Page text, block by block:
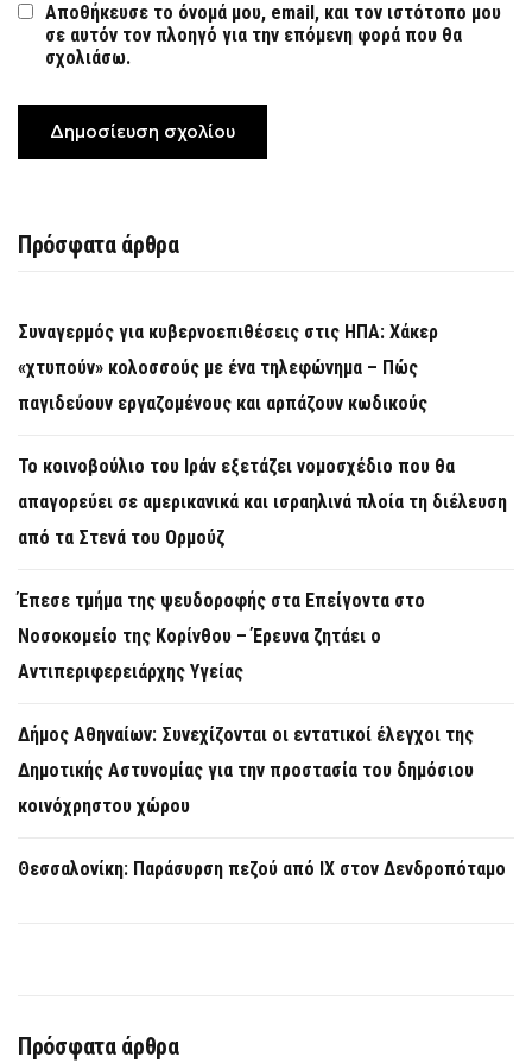
Αποθήκευσε το όνομά μου, email, και τον ιστότοπο μου
σε αυτόν τον πλοηγό για την επόμενη φορά που θα
σχολιάσω.
Πρόσφατα άρθρα
Συναγερμός για κυβερνοεπιθέσεις στις ΗΠΑ: Χάκερ
«χτυπούν» κολοσσούς με ένα τηλεφώνημα – Πώς
παγιδεύουν εργαζομένους και αρπάζουν κωδικούς
Το κοινοβούλιο του Ιράν εξετάζει νομοσχέδιο που θα
απαγορεύει σε αμερικανικά και ισραηλινά πλοία τη διέλευση
από τα Στενά του Ορμούζ
Έπεσε τμήμα της ψευδοροφής στα Επείγοντα στο
Νοσοκομείο της Κορίνθου – Έρευνα ζητάει ο
Αντιπεριφερειάρχης Υγείας
Δήμος Αθηναίων: Συνεχίζονται οι εντατικοί έλεγχοι της
Δημοτικής Αστυνομίας για την προστασία του δημόσιου
κοινόχρηστου χώρου
Θεσσαλονίκη: Παράσυρση πεζού από ΙΧ στον Δενδροπόταμο
Πρόσφατα άρθρα